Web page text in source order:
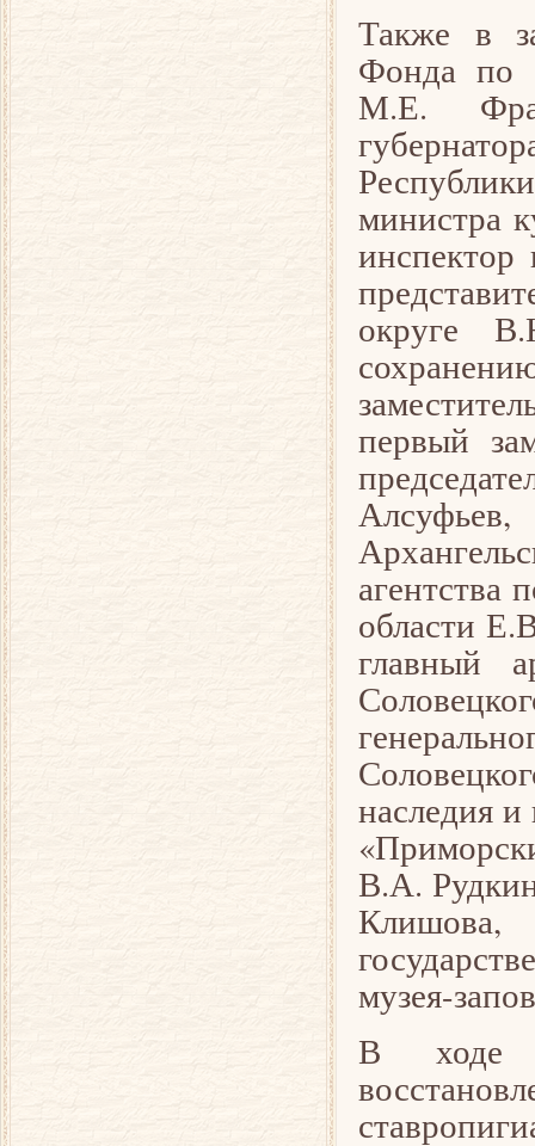
Также в
Фонда по
М.Е.
министра
инспектор
округе
первый
агентства
области
главный
наследия
В.А.
Клишова,
музея-
В ходе